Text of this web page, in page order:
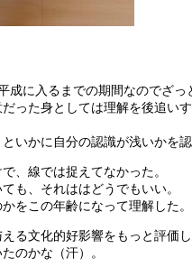
成に入るまでの期間なのでざっ
った身としては理解を後追い
いかに自分の認識が浅いかを認
、線では捉えてなかった。
も、それははどうでもいい。
をこの年齢になって理解した。
る文化的好影響をもっと評価し
のかな（汗）。